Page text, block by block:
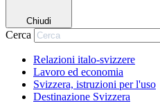
Chiudi
Cerca
Relazioni italo-svizzere
Lavoro ed economia
Svizzera, istruzioni per l'uso
Destinazione Svizzera